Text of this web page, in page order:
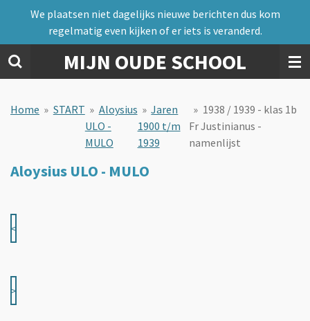
naar
de
hoofdinhoud
MIJN OUDE SCHOOL
We plaatsen niet dagelijks nieuwe berichten dus kom
regelmatig even kijken of er iets is veranderd.
Home » START » Aloysius
ULO -
MULO
» Jaren
1900 t/m
1939
» 1938 / 1939 - klas 1b
Fr Justinianus -
namenlijst
Aloysius ULO - MULO
<
>